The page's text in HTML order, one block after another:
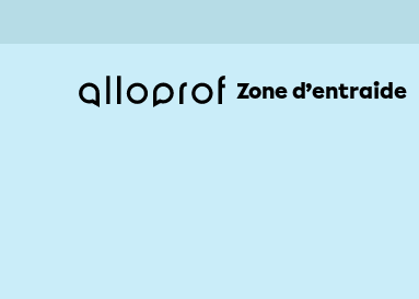
Zone d’entraide